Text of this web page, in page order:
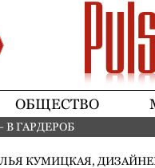
ОБЩЕСТВО
В ГАРДЕРОБ
КУМИЦКАЯ,